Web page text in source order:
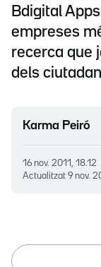
Bdigital
empreses
recerca que
dels
Karma Peiró
16 nov. 2011, 18.12
Actualitzat 9 nov.